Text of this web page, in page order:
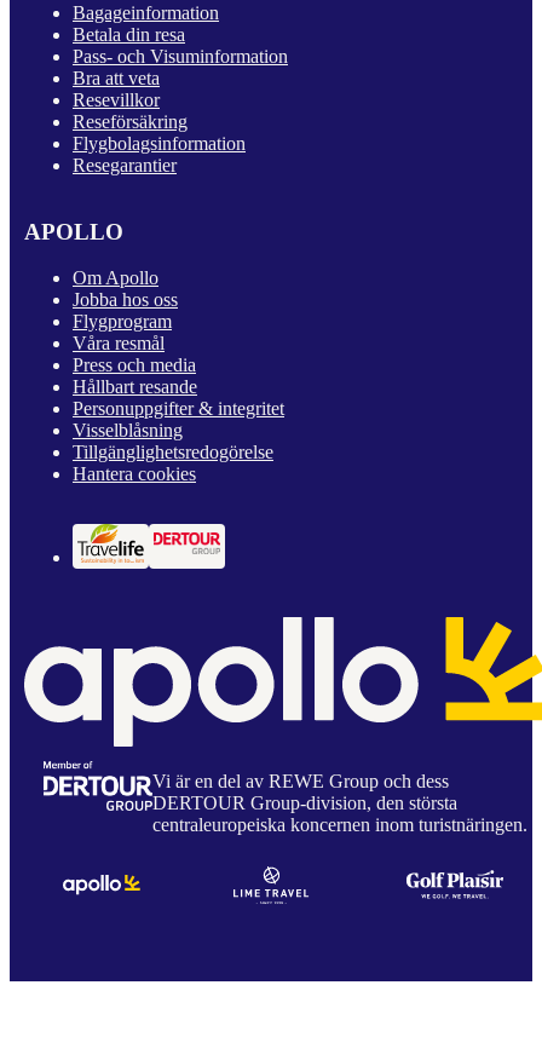
Bagageinformation
Betala din resa
Pass- och Visuminformation
Bra att veta
Resevillkor
Reseförsäkring
Flygbolagsinformation
Resegarantier
APOLLO
Om Apollo
Jobba hos oss
Flygprogram
Våra resmål
Press och media
Hållbart resande
Personuppgifter & integritet
Visselblåsning
Tillgänglighetsredogörelse
Hantera cookies
Vi är en del av REWE Group och dess
DERTOUR Group-division, den största
centraleuropeiska koncernen inom turistnäringen.